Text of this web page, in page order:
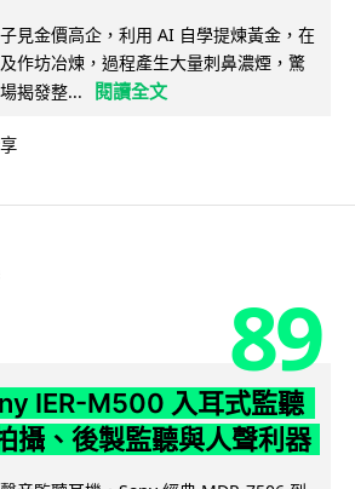
見金價高企，利用 AI 自學提煉黃金，在
作坊冶煉，過程產生大量刺鼻濃煙，驚
揭發整...
閱讀全文
89
IER-M500 入耳式監聽
攝、後製監聽與人聲利器